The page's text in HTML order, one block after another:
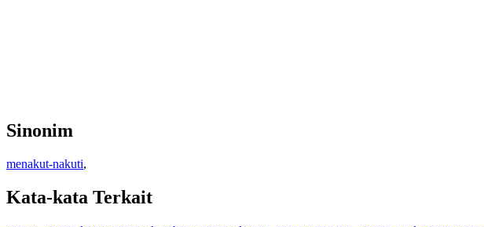
Sinonim
menakut-nakuti,
Kata-kata Terkait